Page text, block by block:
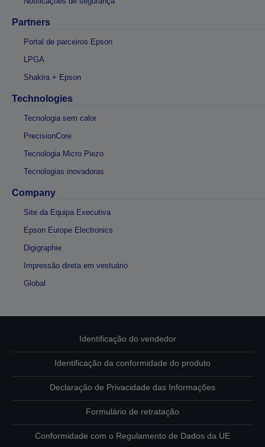
Partners
Portal de parceiros Epson
LPGA
Shakira + Epson
Technologies
Tecnologia sem calor
PrecisionCore
Tecnologia Micro Piezo
Tecnologias inovadoras
Company
Site da Equipa Executiva
Epson Europe Electronics
Digigraphie
Impressão direta em vestuário
Global
Identificação do vendedor
Identificação da conformidade do produto
Declaração de Privacidade das Informações
Formulário de retratação
Conformidade com o Regulamento de Dados da UE